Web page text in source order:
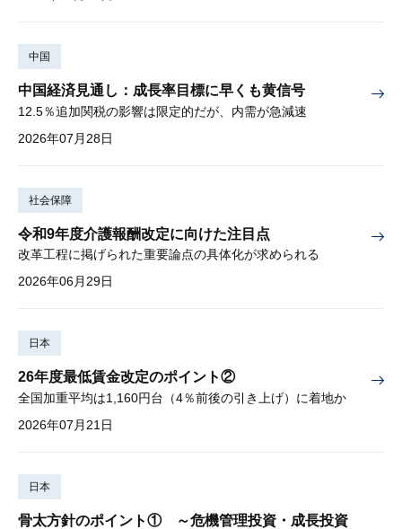
中国
中国経済見通し：成長率目標に早くも黄信号
12.5％追加関税の影響は限定的だが、内需が急減速
2026年07月28日
社会保障
令和9年度介護報酬改定に向けた注目点
改革工程に掲げられた重要論点の具体化が求められる
2026年06月29日
日本
26年度最低賃金改定のポイント②
全国加重平均は1,160円台（4％前後の引き上げ）に着地か
2026年07月21日
日本
骨太方針のポイント① ～危機管理投資・成長投資